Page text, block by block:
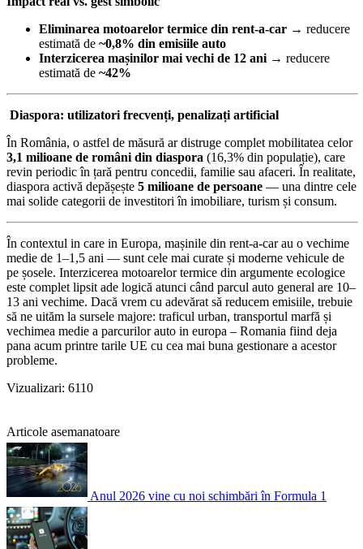
Eliminarea motoarelor termice din rent-a-car → reducere
estimată de ~0,8% din emisiile auto
Interzicerea mașinilor mai vechi de 12 ani → reducere
estimată de ~42%
Diaspora: utilizatori frecvenți, penalizați artificial
În România, o astfel de măsură ar distruge complet mobilitatea celor
3,1 milioane de români din diaspora (16,3% din populație), care
revin periodic în țară pentru concedii, familie sau afaceri. În realitate,
diaspora activă depășește 5 milioane de persoane — una dintre cele
mai solide categorii de investitori în imobiliare, turism și consum.
În contextul in care in Europa, mașinile din rent-a-car au o vechime
medie de 1–1,5 ani — sunt cele mai curate și moderne vehicule de
pe șosele. Interzicerea motoarelor termice din argumente ecologice
este complet lipsit ade logică atunci când parcul auto general are 10–
13 ani vechime. Dacă vrem cu adevărat să reducem emisiile, trebuie
să ne uităm la sursele majore: traficul urban, transportul marfă și
vechimea medie a parcurilor auto in europa – Romania fiind deja
pana acum printre tarile UE cu cea mai buna gestionare a acestor
probleme.
Vizualizari: 6110
Articole asemanatoare
Anul 2026 vine cu noi schimbări în Formula 1